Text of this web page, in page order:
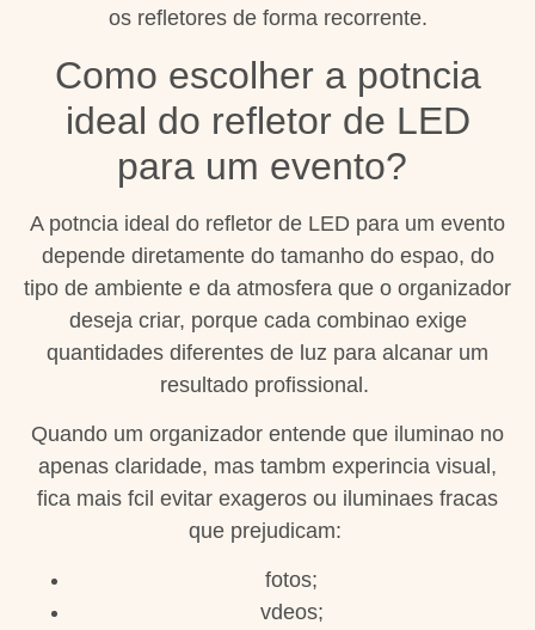
os refletores de forma recorrente.
Como escolher a potncia
ideal do refletor de LED
para um evento?
A potncia ideal do refletor de LED para um evento
depende diretamente do tamanho do espao, do
tipo de ambiente e da atmosfera que o organizador
deseja criar, porque cada combinao exige
quantidades diferentes de luz para alcanar um
resultado profissional.
Quando um organizador entende que iluminao no
apenas claridade, mas tambm experincia visual,
fica mais fcil evitar exageros ou iluminaes fracas
que prejudicam:
fotos;
vdeos;